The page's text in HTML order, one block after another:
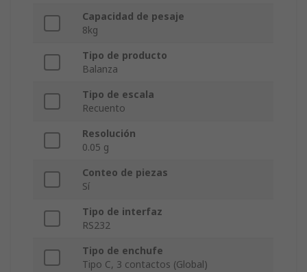
Capacidad de pesaje
8kg
Tipo de producto
Balanza
Tipo de escala
Recuento
Resolución
0.05 g
Conteo de piezas
Sí
Tipo de interfaz
RS232
Tipo de enchufe
Tipo C, 3 contactos (Global)